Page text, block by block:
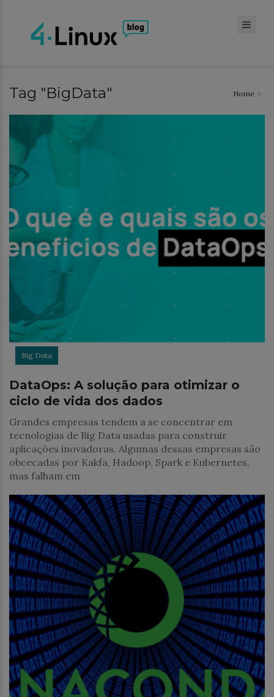
Tag "BigData" Home
Big Data
DataOps: A solução para otimizar o
ciclo de vida dos dados
Grandes empresas tendem a se concentrar em
tecnologias de Big Data usadas para construir
aplicações inovadoras. Algumas dessas empresas são
obcecadas por Kakfa, Hadoop, Spark e Kubernetes,
mas falham em